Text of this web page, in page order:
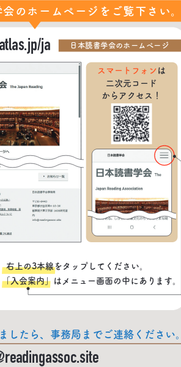
のホームページをご覧下さい。
したら、事務局までご連絡ください。
ja
スマートフォンは
二次元コード
からアクセス！
日本読書学会のホームページ
右上の3本線をタップしてください。
「入会案内」はメニュー画面の中にあります。